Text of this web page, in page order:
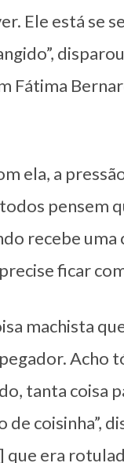
Ele está se
Fátima
ela, a
pensem
recebe uma
ficar
machista
Acho
tanta coisa
coisinha”,
que era